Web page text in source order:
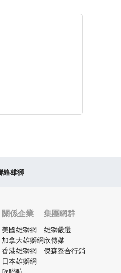
絡雄獅
關係企業
美國雄獅網
加拿大雄獅網
香港雄獅網
日本雄獅網
集團網群
雄獅嚴選
欣傳媒
傑森整合行銷